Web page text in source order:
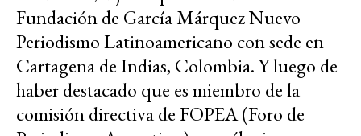
Fundación de García Márquez Nuevo
Periodismo Latinoamericano con sede en
Cartagena de Indias, Colombia. Y luego de
haber destacado que es miembro de la
comisión directiva de FOPEA (Foro de